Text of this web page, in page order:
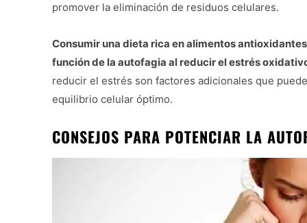
promover la eliminación de residuos celulares.
Consumir una dieta rica en alimentos
función de la autofagia al reducir el estrés
reducir el estrés son factores adicionales que
equilibrio celular óptimo.
CONSEJOS PARA POTENCIAR LA